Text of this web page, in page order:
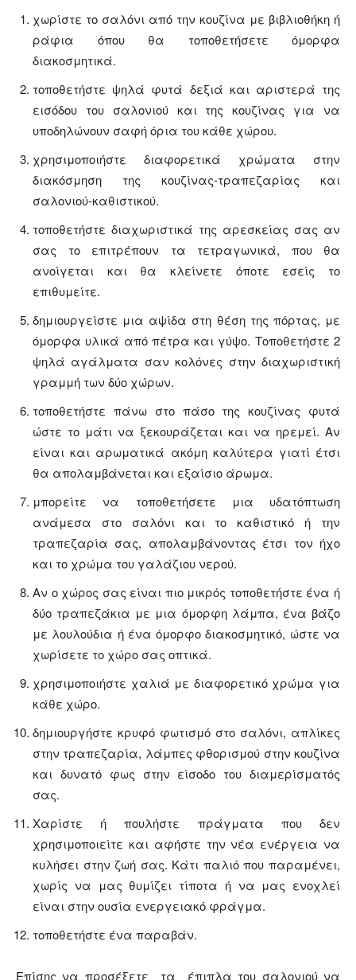
χωρίστε το σαλόνι από την κουζίνα με βιβλιοθήκη ή
ράφια όπου θα τοποθετήσετε όμορφα
διακοσμητικά.
τοποθετήστε ψηλά φυτά δεξιά και αριστερά της
εισόδου του σαλονιού και της κουζίνας για να
υποδηλώνουν σαφή όρια του κάθε χώρου.
χρησιμοποιήστε διαφορετικά χρώματα στην
διακόσμηση της κουζίνας-τραπεζαρίας και
σαλονιού-καθιστικού.
τοποθετήστε διαχωριστικά της αρεσκείας σας αν
σας το επιτρέπουν τα τετραγωνικά, που θα
ανοίγεται και θα κλείνετε όποτε εσείς το
επιθυμείτε.
δημιουργείστε μια αψίδα στη θέση της πόρτας, με
όμορφα υλικά από πέτρα και γύψο. Τοποθετήστε 2
ψηλά αγάλματα σαν κολόνες στην διαχωριστική
γραμμή των δύο χώρων.
τοποθετήστε πάνω στο πάσο της κουζίνας φυτά
ώστε το μάτι να ξεκουράζεται και να ηρεμεί. Αν
είναι και αρωματικά ακόμη καλύτερα γιατί έτσι
θα απολαμβάνεται και εξαίσιο άρωμα.
μπορείτε να τοποθετήσετε μια υδατόπτωση
ανάμεσα στο σαλόνι και το καθιστικό ή την
τραπεζαρία σας, απολαμβάνοντας έτσι τον ήχο
και το χρώμα του γαλάζιου νερού.
Αν ο χώρος σας είναι πιο μικρός τοποθετήστε ένα ή
δύο τραπεζάκια με μια όμορφη λάμπα, ένα βάζο
με λουλούδια ή ένα όμορφο διακοσμητικό, ώστε να
χωρίσετε το χώρο σας οπτικά.
χρησιμοποιήστε χαλιά με διαφορετικό χρώμα για
κάθε χώρο.
δημιουργήστε κρυφό φωτισμό στο σαλόνι, απλίκες
στην τραπεζαρία, λάμπες φθορισμού στην κουζίνα
και δυνατό φως στην είσοδο του διαμερίσματός
σας.
Χαρίστε ή πουλήστε πράγματα που δεν
χρησιμοποιείτε και αφήστε την νέα ενέργεια να
κυλήσει στην ζωή σας. Κάτι παλιό που παραμένει,
χωρίς να μας θυμίζει τίποτα ή να μας ενοχλεί
είναι στην ουσία ενεργειακό φράγμα.
τοποθετήστε ένα παραβάν.
Επίσης να προσέξετε τα έπιπλα του σαλονιού να